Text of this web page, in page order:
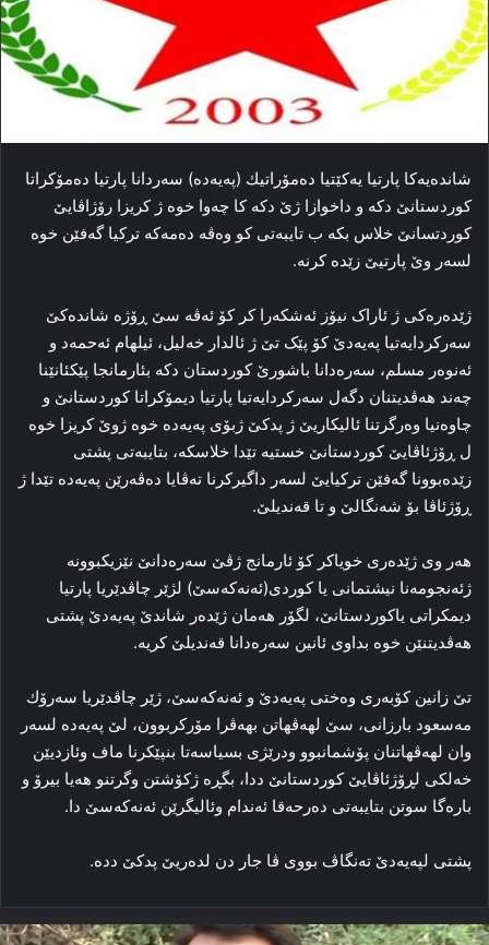
شاندەیەكا پارتیا یەكێتیا دەمۆراتیك (پەیەدە) سەردانا پارتیا دەمۆكراتا
كوردستانێ دكە و داخوازا ژێ دكە كا چەوا خوە ژ كریزا رۆژاڤایێ
كوردتسانێ خلاس بكە ب تایبەتی كو وەڤە دەمەكە تركیا گەفێن خوە
لسەر وێ پارتیێ زێدە كرنە.
ژێدەرەکی ژ ئاراک نیۆز ئەشکەرا کر کۆ ئەڤە سێ ڕۆژە شاندەکێ
سەرکردایەتیا پەیەدێ کۆ پێک تێ ژ ئالدار خەلیل، ئیلھام ئەحمەد و
ئەنوەر مسلم، سەرەدانا باشورێ كوردستان دکە بئارمانجا پێکئانێنا
چەند ھەڤدیتنان دگەل سەرکردایەتیا پارتیا دیمۆکراتا کوردستانێ و
چاوەنیا وەرگرتنا ئالیکاریێ ژ پدکێ ژبۆی پەیەدە خوە ژوێ کریزا خوە
ل ڕۆژئاڤایێ کوردستانێ خستیە تێدا خلاسکە، بتایبەتی پشتی
زێدەبوونا گەفێن ترکیایێ لسەر داگیرکرنا تەڤایا دەڤەرێن پەیەدە تێدا ژ
ڕۆژئاڤا بۆ شەنگالێ و تا قەندیلێ.
ھەر وی ژێدەری خویاکر کۆ ئارمانج ژڤێ سەرەدانێ نێزیکبوونە
ژئەنجومەنا نیشتمانی یا کوردی(ئەنەکەسێ) لژێر چاڤدێریا پارتیا
دیمکراتی یاکوردستانێ، لگۆر ھەمان ژێدەر شاندێ پەیەدێ پشتی
ھەڤدیتنێن خوە بداوی ئانین سەرەدانا قەندیلێ کریە.
تێ زانین کۆبەری وەختی پەیەدێ و ئەنەکەسێ، ژێر چاڤدێریا سەرۆك
مەسعود بارزانی، سێ لھەڤھاتن بھەڤرا مۆرکربوون، لێ پەیەدە لسەر
وان لھەڤھاتنان پۆشمانبوو ودرێژی بسیاسەتا بنپێکرنا ماف وئازدیێن
خەلکی لڕۆژئاڤایێ کوردستانێ ددا، بگڕە ژکۆشتن وگرتنو ھەیا بیرۆ و
بارەگا سوتن بتایبەتی دەرحەقا ئەندام وئالیگرێن ئەنەکەسێ دا.
پشتی لپەیەدێ تەنگاڤ بووی ڤا جار دن لدەریێ پدکێ ددە.